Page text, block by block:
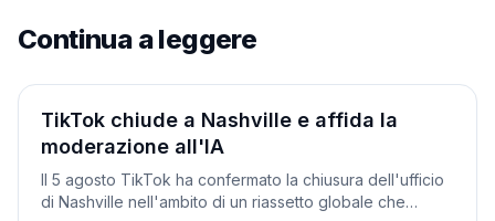
Continua a leggere
Società
TikTok chiude a Nashville e affida la
moderazione all'IA
Il 5 agosto TikTok ha confermato la chiusura dell'ufficio
di Nashville nell'ambito di un riassetto globale che